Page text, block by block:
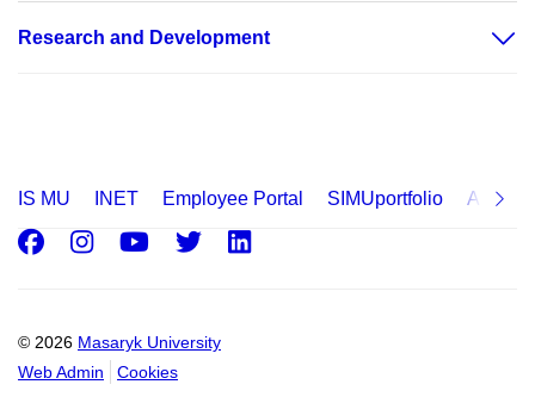
Research and Development
IS MU INET Employee Portal SIMUportfolio
© 2026 Masaryk University
Web Admin
Cookies
Facebook
Instagram
Youtube
Twitter